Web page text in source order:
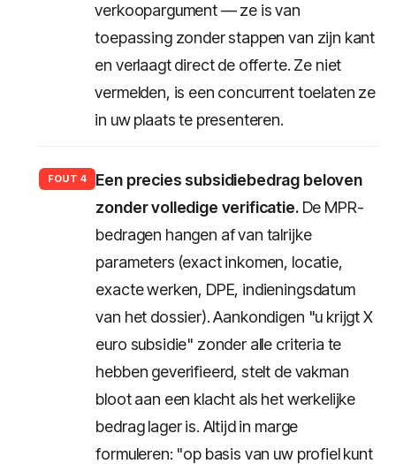
verkoopargument — ze is van
toepassing zonder stappen van zijn kant
en verlaagt direct de offerte. Ze niet
vermelden, is een concurrent toelaten ze
in uw plaats te presenteren.
FOUT 4
Een precies subsidiebedrag beloven
zonder volledige verificatie.De MPR-
bedragen hangen af van talrijke
parameters (exact inkomen, locatie,
exacte werken, DPE, indieningsdatum
van het dossier). Aankondigen "u krijgt X
euro subsidie" zonder alle criteria te
hebben geverifieerd, stelt de vakman
bloot aan een klacht als het werkelijke
bedrag lager is. Altijd in marge
formuleren: "op basis van uw profiel kunt